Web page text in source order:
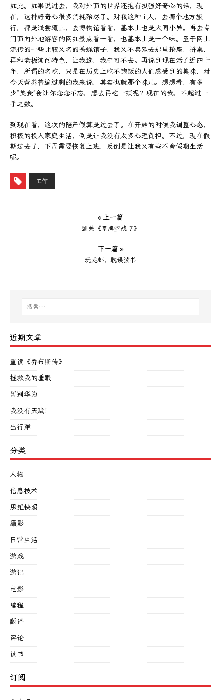
如此。如果说过去，我对外面的世界还抱有挺强好奇心的话，现
在，这种好奇心很多消耗殆尽了。对我这种 i 人，去哪个地方旅
行，都是浅尝辄止，去博物馆看看，基本上也是大同小异。再去专
门面向外地游客的网红景点看一看，也基本上是一个味。至于网上
流传的一些比较又名的苍蝇馆子，我又不喜欢去那里抢座、拼桌，
再和老板询问特色，让我选，我宁可不去。再说到现在活了近四十
年，所谓的名吃，只是在历史上吃不饱饭的人们感受到的美味，对
今天营养普遍过剩的我来说，其实也就那个味儿。想想看，有多
少“美食”会让你念念不忘，想去再吃一顿呢？现在的我，不超过一
手之数。
到现在看，这次的陪产假算是过去了。在开始的时候我调整心态，
积极的投入家庭生活，倒是让我没有太多心理负担。不过，现在假
期过去了，下周需要恢复上班，反倒是让我又有些不舍假期生活
呢。
工作
« 上一篇
通关《皇牌空战 7》
下一篇 »
玩龙虾，耽误读书
近期文章
重读《乔布斯传》
拯救我的睡眠
暂别华为
我没有天赋！
出行难
分类
人物
信息技术
思维快照
摄影
日常生活
游戏
游记
电影
编程
翻译
评论
读书
订阅